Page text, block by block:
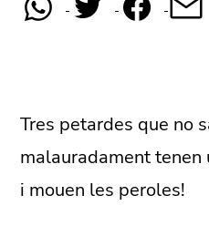
Tres petardes que no
malauradament tenen
i mouen les peroles!